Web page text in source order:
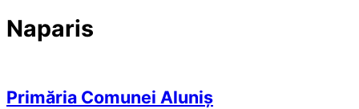
Naparis
Primăria Comunei Aluniș